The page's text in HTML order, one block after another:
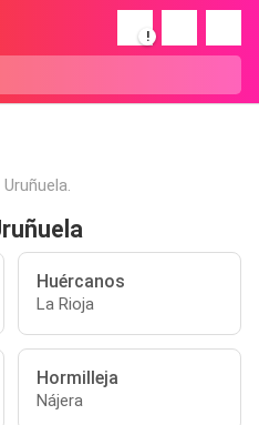
!
Huércanos
La Rioja
Hormilleja
Nájera